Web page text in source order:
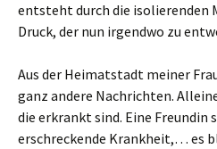
entsteht durch die isolierenden
Druck, der nun irgendwo zu
Aus der Heimatstadt meiner
ganz andere Nachrichten.
die erkrankt sind. Eine Freundin
erschreckende Krankheit,… es